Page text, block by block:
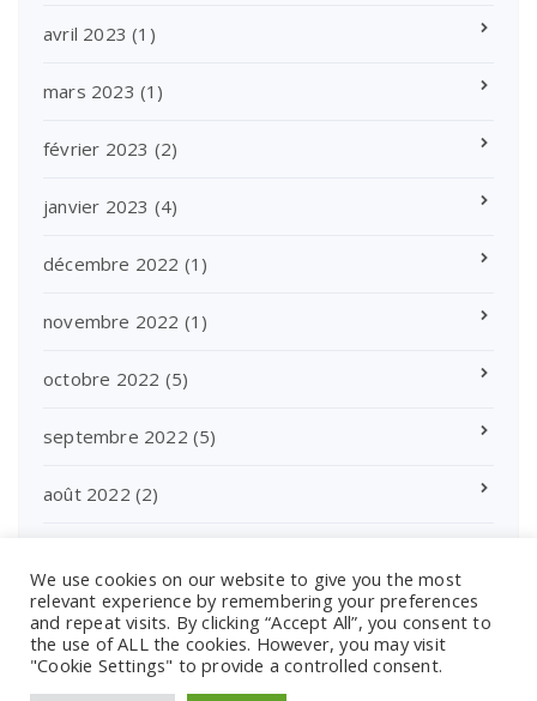
avril 2023 (1)
mars 2023 (1)
février 2023 (2)
janvier 2023 (4)
décembre 2022 (1)
novembre 2022 (1)
octobre 2022 (5)
septembre 2022 (5)
août 2022 (2)
We use cookies on our website to give you the most
relevant experience by remembering your preferences
and repeat visits. By clicking “Accept All”, you consent to
the use of ALL the cookies. However, you may visit
"Cookie Settings" to provide a controlled consent.